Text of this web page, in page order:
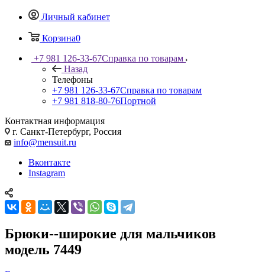
Личный кабинет
Корзина0
+7 981 126-33-67Справка по товарам
Назад
Телефоны
+7 981 126-33-67Справка по товарам
+7 981 818-80-76Портной
Контактная информация
г. Санкт-Петербург, Россия
info@mensuit.ru
Вконтакте
Instagram
Брюки--широкие для мальчиков
модель 7449